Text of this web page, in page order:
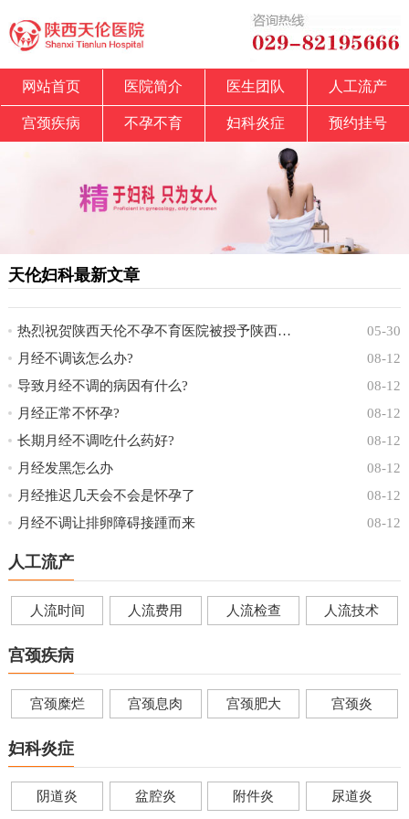
网站首页 医院简介 医生团队 人工流产
宫颈疾病 不孕不育 妇科炎症 预约挂号
天伦妇科最新文章
05-30
热烈祝贺陕西天伦不孕不育医院被授予陕西省中
08-12
月经不调该怎么办?
08-12
导致月经不调的病因有什么?
08-12
月经正常不怀孕?
08-12
长期月经不调吃什么药好?
08-12
月经发黑怎么办
08-12
月经推迟几天会不会是怀孕了
08-12
月经不调让排卵障碍接踵而来
人工流产
人流时间 人流费用 人流检查 人流技术
宫颈疾病
宫颈糜烂 宫颈息肉 宫颈肥大 宫颈炎
妇科炎症
阴道炎 盆腔炎 附件炎 尿道炎